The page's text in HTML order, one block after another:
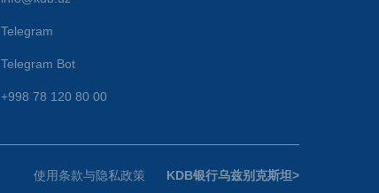
Telegram
Telegram Bot
+998 78 120 80 00
使用条款与隐私政策 KDB银行乌兹别克斯坦>